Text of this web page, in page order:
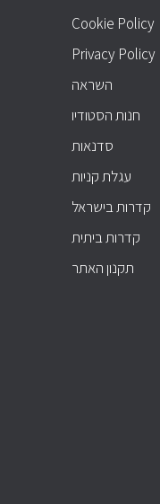
Cookie Policy
Privacy Policy
השראה
חנות הסטודיו
סדנאות
עגלת קניות
קדרות בישראל
קדרות ביתית
תקנון האתר